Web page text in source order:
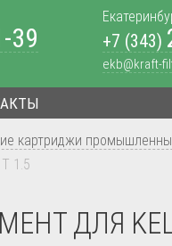
39 +7 (343)
ekb@kraft-
картриджи
1.5
ДЛЯ